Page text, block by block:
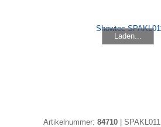
Laden...
Artikelnummer: 84710
SPAKL011